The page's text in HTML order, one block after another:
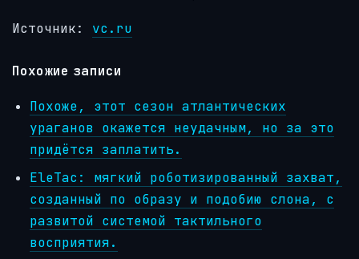
Источник: vc.ru
Похожие записи
Похоже, этот сезон атлантических
ураганов окажется неудачным, но за это
придётся заплатить.
EleTac: мягкий роботизированный захват,
созданный по образу и подобию слона, с
развитой системой тактильного
восприятия.